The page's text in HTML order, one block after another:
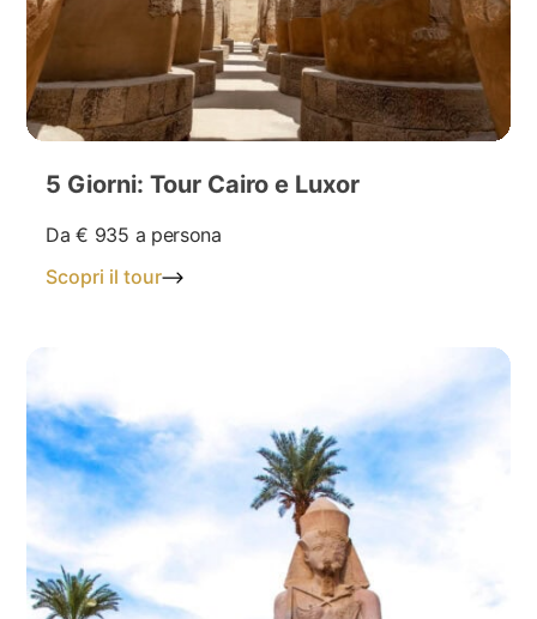
5 Giorni: Tour Cairo e Luxor
Da€ 935 a persona
Scopri il tour